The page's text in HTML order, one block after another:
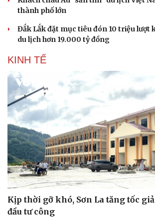
thành phố lớn
Đắk Lắk đặt mục tiêu đón 10 triệu lượt
du lịch hơn 19.000 tỷ đồng
KINH TẾ
Kịp thời gỡ khó, Sơn La tăng tốc
đầu tư công